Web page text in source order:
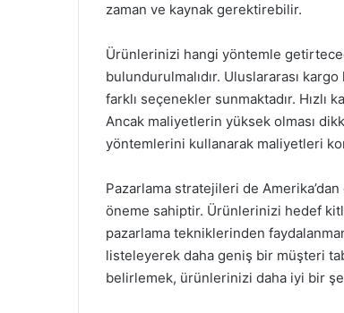
zaman ve kaynak gerektirebilir.
Ürünlerinizi hangi yöntemle
bulundurulmalıdır. Uluslararası
farklı seçenekler sunmaktadır.
Ancak maliyetlerin yüksek olması
yöntemlerini kullanarak maliyetleri
Pazarlama stratejileri de
öneme sahiptir. Ürünlerinizi hedef
pazarlama tekniklerinden
listeleyerek daha geniş bir müşteri
belirlemek, ürünlerinizi daha iyi bir